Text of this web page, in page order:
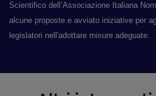
Scientifico dell’Associazione Italiana
alcune proposte e avviato iniziative per
legislatori nell'adottare misure adeguate.